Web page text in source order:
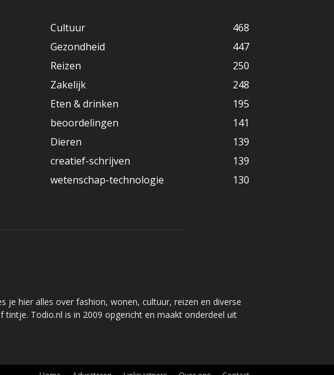
Cultuur
468
Gezondheid
447
Reizen
250
Zakelijk
248
Eten & drinken
195
beoordelingen
141
Dieren
139
creatief-schrijven
139
wetenschap-technologie
130
je hier alles over fashion, wonen, cultuur, reizen en diverse
Todio.nl is in 2009 opgericht en maakt onderdeel uit